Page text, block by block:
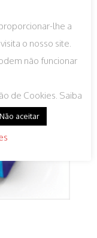
lhe a
o nosso site.
não funcionar
de Cookies. Saiba
Não aceitar